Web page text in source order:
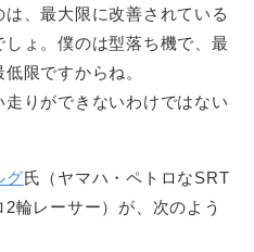
、最大限に改善されている
ょ。僕のは型落ち機で、最
限ですからね。
りができないわけではない
グ氏（ヤマハ・ペトロなSRT
輪レーサー）が、次のよう